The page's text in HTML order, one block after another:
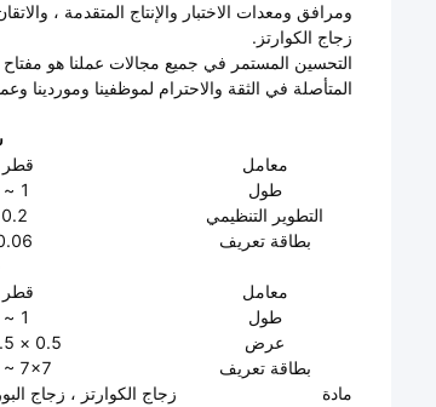
ومرافق ومعدات الاختبار والإنتاج المتقدمة ،
زجاج الكوارتز.
التحسين المستمر في جميع مجالات عملنا هو مفتاح
المتأصلة في الثقة والاحترام لموظفينا وموردينا
معامل
قطر
طول
1 ~ 2000
التطوير التنظيمي 0.2 ~ 11
بطاقة تعريف
~ 10
معامل
قطر
طول
1 ~ 2000
عرض 0.5 × 0.5 ~ 8 × 8
بطاقة تعريف
7x7
مادة
زجاج الكوارتز ، زجاج